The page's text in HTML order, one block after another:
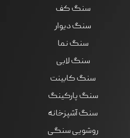
سنگ کف
سنگ دیوار
سنگ نما
سنگ لابی
سنگ کابینت
سنگ پارکینگ
سنگ آشپزخانه
روشویی سنگی